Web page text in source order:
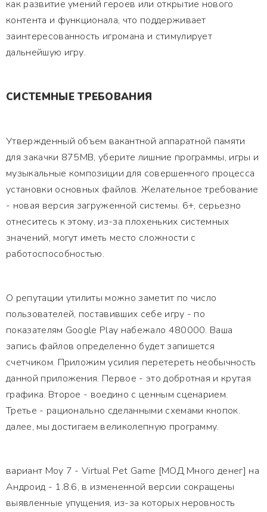
как развитие умений героев или открытие нового
контента и функционала, что поддерживает
заинтересованность игромана и стимулирует
дальнейшую игру.
СИСТЕМНЫЕ ТРЕБОВАНИЯ
Утвержденный объем вакантной аппаратной памяти
для закачки 875MB, уберите лишние программы, игры и
музыкальные композиции для совершенного процесса
установки основных файлов. Желательное требование
- новая версия загруженной системы. 6+, серьезно
отнеситесь к этому, из-за плохеньких системных
значений, могут иметь место сложности с
работоспособностью.
О репутации утилиты можно заметит по число
пользователей, поставивших себе игру - по
показателям Google Play набежало 480000. Ваша
запись файлов определенно будет запишется
счетчиком. Приложим усилия перетереть необычность
данной приложения. Первое - это добротная и крутая
графика. Второе - воедино с ценным сценарием.
Третье - рационально сделанными схемами кнопок.
далее, мы достигаем великолепную программу.
вариант Moy 7 - Virtual Pet Game [МОД Много денег] на
Андроид - 1.8.6, в измененной версии сокращены
выявленные упущения, из-за которых неровность